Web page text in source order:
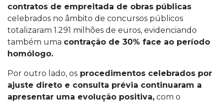
contratos de empreitada de obras públicas
celebrados no âmbito de concursos públicos
totalizaram 1.291 milhões de euros, evidenciando
também uma contração de 30% face ao período
homólogo.
Por outro lado, os procedimentos celebrados por
ajuste direto e consulta prévia continuaram a
apresentar uma evolução positiva, com o